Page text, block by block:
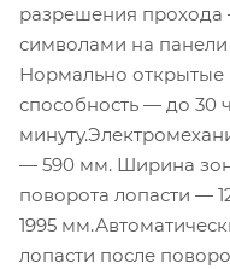
разрешения
символами на панели
Нормально открытые
способность — до 30
— 590 мм. Ширина
поворота лопасти —
1995
лопасти после